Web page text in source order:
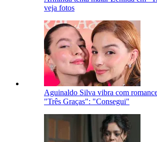
veja fotos
Aguinaldo Silva vibra com
"Três Graças": "Consegui"